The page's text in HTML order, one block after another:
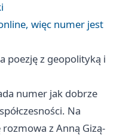
więc numer jest
poezję z geopolityką i
numer jak dobrze
Na
z Anną Gizą-